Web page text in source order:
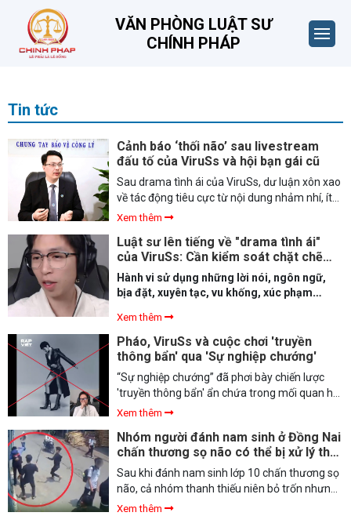
VĂN PHÒNG LUẬT SƯ
CHÍNH PHÁP
Tin tức
Cảnh báo ‘thối não’ sau livestream
đấu tố của ViruSs và hội bạn gái cũ
Sau drama tình ái của ViruSs, dư luận xôn xao
về tác động tiêu cực từ nội dung nhảm nhí, ít
giá trị. Chuyên gia truyền thông cảnh báo về
Xem thêm
Luật sư lên tiếng về "drama tình ái"
của ViruSs: Cần kiểm soát chặt chẽ
hành vi kiếm tiền bất chấp!
Hành vi sử dụng những lời nói, ngôn ngữ,
bịa đặt, xuyên tạc, vu khống, xúc phạm
đạo đức, thuần phong mỹ tục là hành vi vi
phạm pháp luật.
Xem thêm
Pháo, ViruSs và cuộc chơi 'truyền
thông bẩn' qua 'Sự nghiệp chướng'
“Sự nghiệp chướng” đã phơi bày chiến lược
'truyền thông bẩn' ẩn chứa trong mối quan hệ
giữa Pháo và ViruSs khi dẫn dắt giới trẻ đến vụ
Xem thêm
Nhóm người đánh nam sinh ở Đồng Nai
chấn thương sọ não có thể bị xử lý thế
nào?
Sau khi đánh nam sinh lớp 10 chấn thương sọ
não, cả nhóm thanh thiếu niên bỏ trốn nhưng
bị các trinh sát nhanh chóng bắt giữ. Luật sư
Xem thêm